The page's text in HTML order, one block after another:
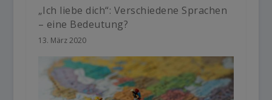
„Ich liebe dich“: Verschiedene Sprachen
– eine Bedeutung?
13. März 2020